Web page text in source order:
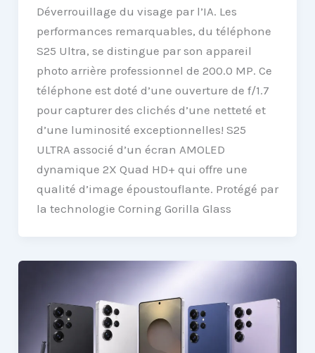
Déverrouillage du visage par l’IA. Les
performances remarquables, du téléphone
S25 Ultra, se distingue par son appareil
photo arrière professionnel de 200.0 MP. Ce
téléphone est doté d’une ouverture de f/1.7
pour capturer des clichés d’une netteté et
d’une luminosité exceptionnelles! S25
ULTRA associé d’un écran AMOLED
dynamique 2X Quad HD+ qui offre une
qualité d’image époustouflante. Protégé par
la technologie Corning Gorilla Glass